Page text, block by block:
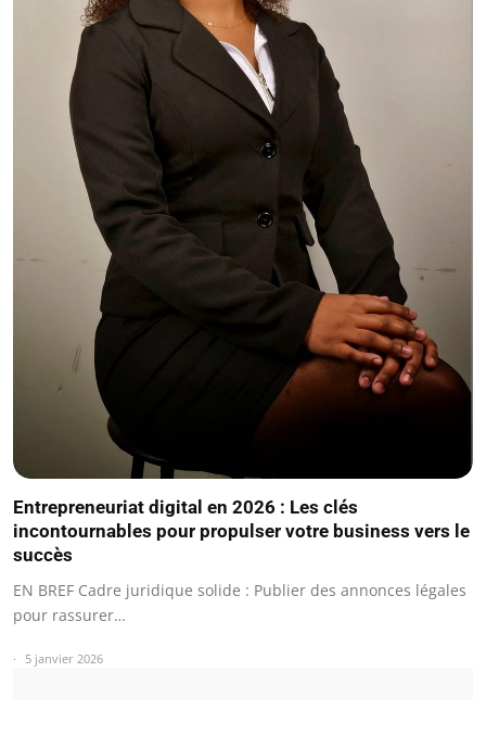
Entrepreneuriat digital en 2026 : Les clés
incontournables pour propulser votre business vers le
succès
EN BREF Cadre juridique solide : Publier des annonces légales
pour rassurer…
5 janvier 2026